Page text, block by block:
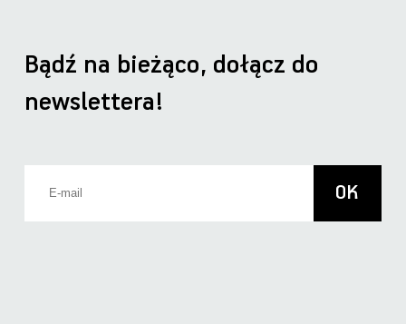
Bądź na bieżąco, dołącz do
newslettera!